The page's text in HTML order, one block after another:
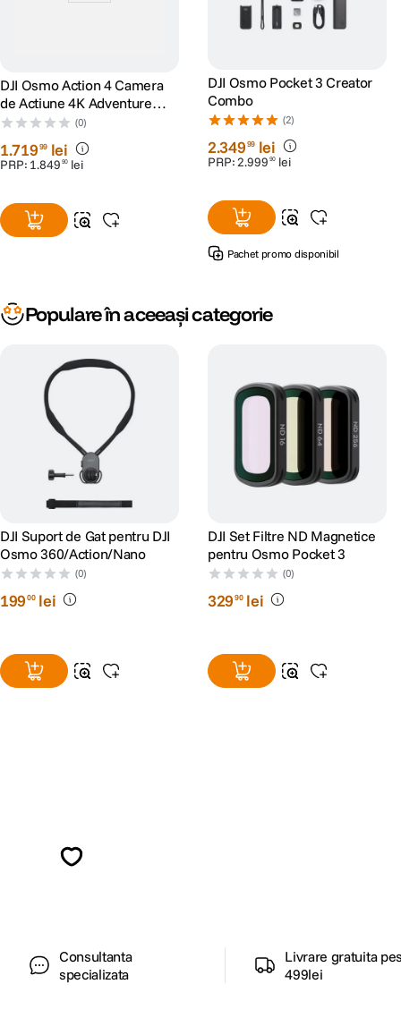
DJI Osmo Action 4 Camera
de Actiune 4K Adventure
Combo
(0)
1.71999 lei
PRP: 1.849 90 lei
DJI Osmo Pocket 3 Creator
Combo
(2)
2.34999 lei
PRP:2.999 90 lei
Pachet promo disponibil
Populare în aceeași categorie
DJI Suport de Gat pentru DJI
Osmo 360/Action/Nano
(0)
19900 lei
DJI Set Filtre ND Magnetice
pentru Osmo Pocket 3
(0)
32990 lei
Consultanta
specializata
Livrare gratuita
499lei